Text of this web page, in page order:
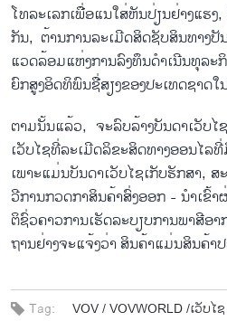
ໂທ​ລະ​ເລກ​ເພື່ອ​ແນ​ໃສ່​ຫັນ​ປ່ຽນ​ຢ່າງ​ແຮ
ກັນ, ຕ້ານ​ການ​ລະ​ເມີດສິດຊັບສິນທາງ
ແວດ​ລ້ອມ​ແຫ່ງ​ການ​ລົງ​ທຶນ​ດຳ​ເນີນ​ທຸ​ລະ​
ຍົກ​ສູງ​ອິດ​ທິ​ພົນ​ຊື່​ສຽງ​ຂອງ​ປະ​ເທດ​ຊາດ​
ຕາມນັ້ນ​ແລ້ວ, ຈະ​ລົ​ບ​ລ້າງ​ບັນ​ດາ​ເວັບ​
ເວັບ​ໄຊ​ທີ່​ລະ​ເມີດ​ລິ​ຂະ​ສິດທາງອອ​ນ​ໄລ​
ເພາະ​ແມ່ນ​ບັນ​ດາ​ເວັບ​ໄຊ​ເກັບ​ຮັກ​ສາ,
ວີ​ການກວດ​ກາ​ສິນ​ຄ້າ​ສົ່ງ​ອອກ - ນຳ​ເຂົ້າ​
ຕິ​ຊົ່​ວ​ຄາວ​ການ​ເຮັດ​ລະ​ບຽບ​ການ​ພາ​
ຖານ​ຢ່າງ​ຈະ​ແຈ້ງວ່າ ສິນ​ຄ້າ​ແມ່ນ​ສິນ​ຄ້າ​
Tag: VOV /VOVWORLD /ເວັບ​ໄ